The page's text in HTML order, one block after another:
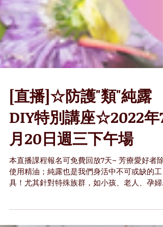
[直播]☆防護"類"純露
DIY特別講座☆2022年7
月20日週三下午場
本直播課程報名可免費回放7天~ 芳療愛好者除
具！尤其針對特殊族群，如小孩、老人、孕婦